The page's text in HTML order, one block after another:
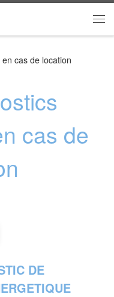
cas de location
cas de
DE